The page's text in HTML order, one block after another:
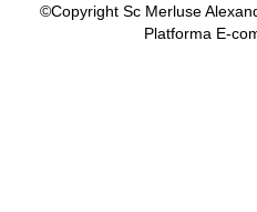
©Copyright Sc Merluse
Platforma E-